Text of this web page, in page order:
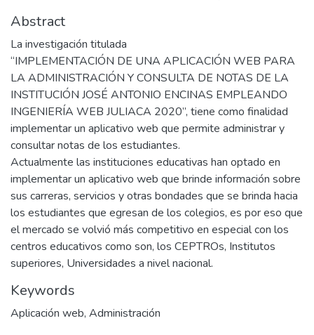
Abstract
La investigación titulada
“IMPLEMENTACIÓN DE UNA APLICACIÓN WEB PARA
LA ADMINISTRACIÓN Y CONSULTA DE NOTAS DE LA
INSTITUCIÓN JOSÉ ANTONIO ENCINAS EMPLEANDO
INGENIERÍA WEB JULIACA 2020”, tiene como finalidad
implementar un aplicativo web que permite administrar y
consultar notas de los estudiantes.
Actualmente las instituciones educativas han optado en
implementar un aplicativo web que brinde información sobre
sus carreras, servicios y otras bondades que se brinda hacia
los estudiantes que egresan de los colegios, es por eso que
el mercado se volvió más competitivo en especial con los
centros educativos como son, los CEPTROs, Institutos
superiores, Universidades a nivel nacional.
Keywords
Aplicación web, Administración